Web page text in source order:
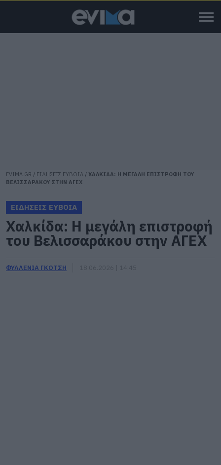
EVIMA.GR / ΕΙΔΗΣΕΙΣ ΕΥΒΟΙΑ / ΧΑΛΚΙΔΑ: Η ΜΕΓΑΛΗ ΕΠΙΣΤΡΟΦΗ ΤΟΥ
ΒΕΛΙΣΣΑΡΑΚΟΥ ΣΤΗΝ ΑΓΕΧ
ΕΙΔΗΣΕΙΣ ΕΥΒΟΙΑ
Χαλκίδα: Η μεγάλη επιστροφή
του Βελισσαράκου στην ΑΓΕΧ
ΦΥΛΛΕΝΙΑ ΓΚΟΤΣΗ